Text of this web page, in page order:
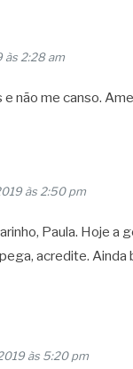
às 2:28 am
não me canso.
às 2:50 pm
Paula. Hoje a
acredite. Ainda
às 5:20 pm